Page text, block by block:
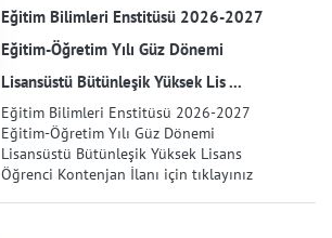
Eğitim Bilimleri Enstitüsü 2026-2027
Eğitim-Öğretim Yılı Güz Dönemi
Lisansüstü Bütünleşik Yüksek Lis ...
Eğitim Bilimleri Enstitüsü 2026-2027
Eğitim-Öğretim Yılı Güz Dönemi
Lisansüstü Bütünleşik Yüksek Lisans
Öğrenci Kontenjan İlanı için tıklayınız